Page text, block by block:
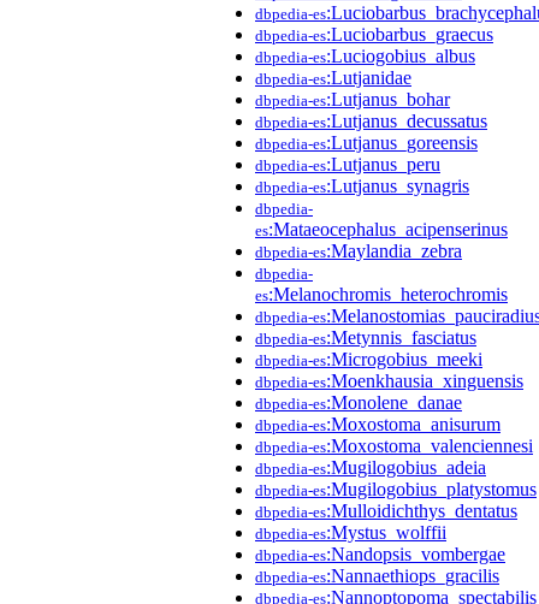
dbpedia-es
dbpedia-es:Luciobarbus_graecus
dbpedia-es:Luciogobius_albus
dbpedia-es:Lutjanidae
dbpedia-es:Lutjanus_bohar
dbpedia-es:Lutjanus_decussatus
dbpedia-es:Lutjanus_goreensis
dbpedia-es:Lutjanus_peru
dbpedia-es:Lutjanus_synagris
dbpedia-
es:Mataeocephalus_acipenserinus
dbpedia-es:Maylandia_zebra
dbpedia-
es:Melanochromis_heterochromis
dbpedia-es
dbpedia-es:Metynnis_fasciatus
dbpedia-es:Microgobius_meeki
dbpedia-es:Moenkhausia_xinguensis
dbpedia-es:Monolene_danae
dbpedia-es:Moxostoma_anisurum
dbpedia-es:Moxostoma_valenciennesi
dbpedia-es:Mugilogobius_adeia
dbpedia-es:Mugilogobius_platystomus
dbpedia-es:Mulloidichthys_dentatus
dbpedia-es:Mystus_wolffii
dbpedia-es:Nandopsis_vombergae
dbpedia-es:Nannaethiops_gracilis
dbpedia-es:Nannoptopoma_spectabilis